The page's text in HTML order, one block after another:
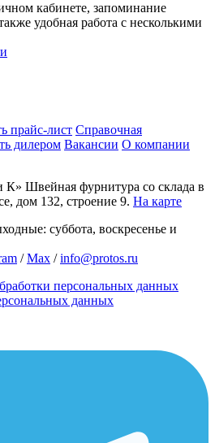
кабинете, запоминание
удобная работа с несколькими
прайс-лист Справочная
дилером Вакансии О компании
К» Швейная фурнитура со склада в
дом 132, строение 9. На карте
суббота, воскресенье и
/Max /info@protos.ru
персональных данных
данных